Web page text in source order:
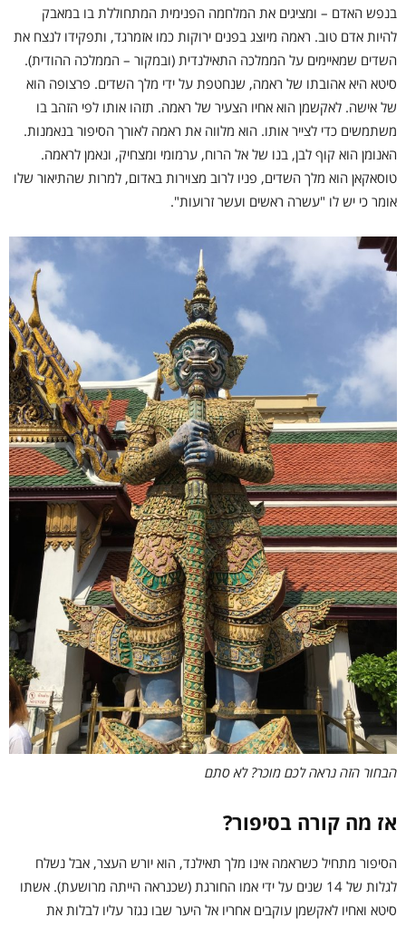
בנפש האדם – ומציגים את המלחמה הפנימית המתחוללת בו במאבק
להיות אדם טוב. ראמה מיוצג בפנים ירוקות כמו אזמרגד, ותפקידו לנצח את
השדים שמאיימים על הממלכה התאילנדית (ובמקור – הממלכה ההודית).
סיטא היא אהובתו של ראמה, שנחטפת על ידי מלך השדים. פרצופה הוא
של אישה. לאקשמן הוא אחיו הצעיר של ראמה. תזהו אותו לפי הזהב בו
משתמשים כדי לצייר אותו. הוא מלווה את ראמה לאורך הסיפור בנאמנות.
האנומן הוא קוף לבן, בנו של אל הרוח, ערמומי ומצחיק, ונאמן לראמה.
טוסאקאן הוא מלך השדים, פניו לרוב מצוירות באדום, למרות שהתיאור שלו
אומר כי יש לו "עשרה ראשים ועשר זרועות".
הבחור הזה נראה לכם מוכר? לא סתם
אז מה קורה בסיפור?
הסיפור מתחיל כשראמה אינו מלך תאילנד, הוא יורש העצר, אבל נשלח
לגלות של 14 שנים על ידי אמו החורגת (שכנראה הייתה מרושעת). אשתו
סיטא ואחיו לאקשמן עוקבים אחריו אל היער שבו נגזר עליו לבלות את